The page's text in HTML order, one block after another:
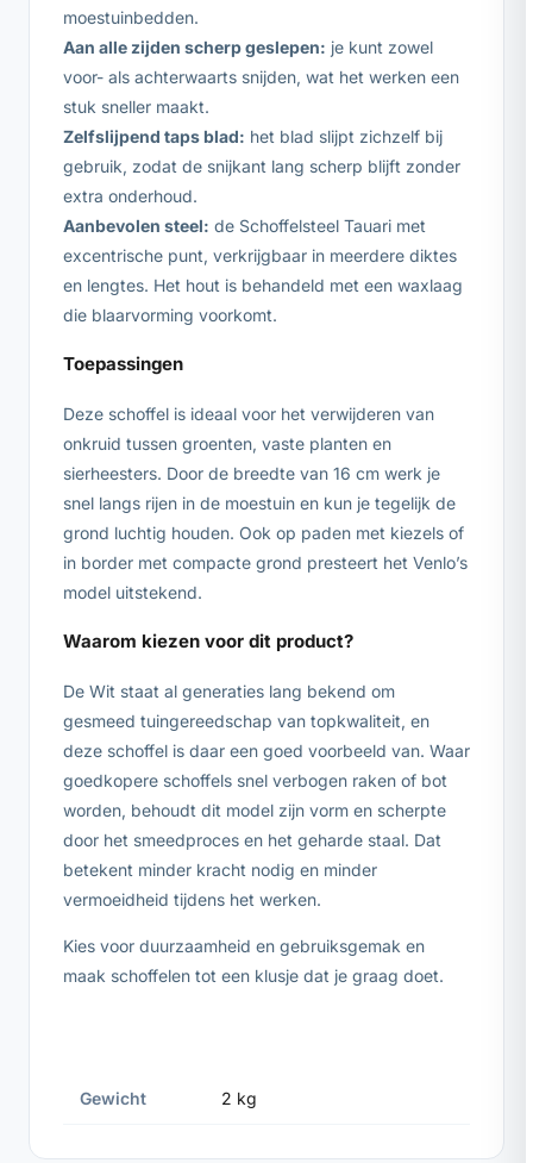
moestuinbedden.
Aan alle zijden scherp geslepen: je kunt zowel
voor- als achterwaarts snijden, wat het werken een
stuk sneller maakt.
Zelfslijpend taps blad: het blad slijpt zichzelf bij
gebruik, zodat de snijkant lang scherp blijft zonder
extra onderhoud.
Aanbevolen steel: de Schoffelsteel Tauari met
excentrische punt, verkrijgbaar in meerdere diktes
en lengtes. Het hout is behandeld met een waxlaag
die blaarvorming voorkomt.
Toepassingen
Deze schoffel is ideaal voor het verwijderen van
onkruid tussen groenten, vaste planten en
sierheesters. Door de breedte van 16 cm werk je
snel langs rijen in de moestuin en kun je tegelijk de
grond luchtig houden. Ook op paden met kiezels of
in border met compacte grond presteert het Venlo’s
model uitstekend.
Waarom kiezen voor dit product?
De Wit staat al generaties lang bekend om
gesmeed tuingereedschap van topkwaliteit, en
deze schoffel is daar een goed voorbeeld van. Waar
goedkopere schoffels snel verbogen raken of bot
worden, behoudt dit model zijn vorm en scherpte
door het smeedproces en het geharde staal. Dat
betekent minder kracht nodig en minder
vermoeidheid tijdens het werken.
Kies voor duurzaamheid en gebruiksgemak en
maak schoffelen tot een klusje dat je graag doet.
Gewicht 2 kg